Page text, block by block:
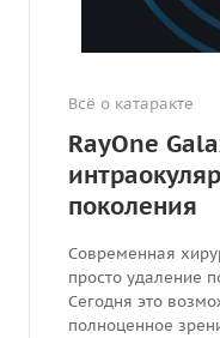
Всё о катаракте
RayOne
поколения
Современная
просто удаление
Сегодня это
полноценное